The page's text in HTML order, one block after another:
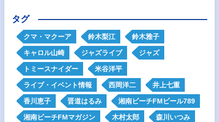
タグ
クマ・マクーア 鈴木梨江 鈴木雅子
キャロル山崎 ジャズライブ ジャズ
トミースナイダー 米谷洋平
ライブ・イベント情報 西岡洋二 井上七重
香川恵子 晋道はるみ 湘南ビーチFMビール789
湘南ビーチFMマガジン 木村太郎 森川いつみ